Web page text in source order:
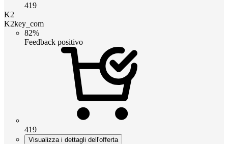
419
K2
K2key_com
82%
Feedback positivo
419
Visualizza i dettagli dell'offerta